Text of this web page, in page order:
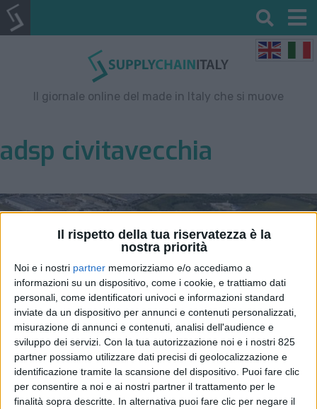
Il rispetto della tua riservatezza è la
nostra priorità
Noi e i nostri partner memorizziamo e/o accediamo a
informazioni su un dispositivo, come i cookie, e trattiamo dati
personali, come identificatori univoci e informazioni standard
inviate da un dispositivo per annunci e contenuti personalizzati,
misurazione di annunci e contenuti, analisi dell'audience e
sviluppo dei servizi. Con la tua autorizzazione noi e i nostri 825
partner possiamo utilizzare dati precisi di geolocalizzazione e
identificazione tramite la scansione del dispositivo. Puoi fare clic
per consentire a noi e ai nostri partner il trattamento per le
finalità sopra descritte. In alternativa puoi fare clic per negare il
Il giornale online del made in Italy che si muove
adsp civitavecchia